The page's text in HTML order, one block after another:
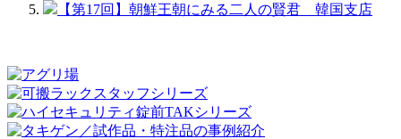
【第17回】朝鮮王朝にみる二人の賢君 韓国支店